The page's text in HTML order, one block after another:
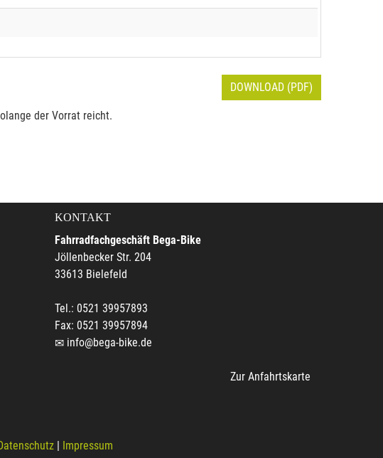
DOWNLOAD (PDF)
der Vorrat reicht.
KONTAKT
Fahrradfachgeschäft Bega-Bike
Jöllenbecker Str. 204
33613 Bielefeld
Tel.: 0521 39957893
Fax: 0521 39957894
info@bega-bike.de
Zur Anfahrtskarte
| Impressum